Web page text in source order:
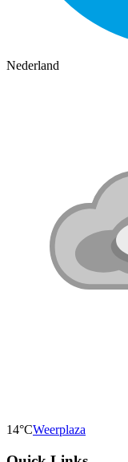
Nederland
14°CWeerplaza